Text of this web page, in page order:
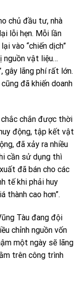
chủ đầu tư, nhà
lỗi hẹn. Mỗi lần
vào “chiến dịch”
nguồn vật liệu…
gây lãng phí rất lớn.
đã khiến doanh
chắc chắn được thời
động, tập kết vật
đã xảy ra nhiều
cần sử dụng thì
đã bán cho các
tế khi phải huy
thành cao hơn”.
Tàu đang đội
chỉnh nguồn vốn
một ngày sẽ lãng
trên công trình